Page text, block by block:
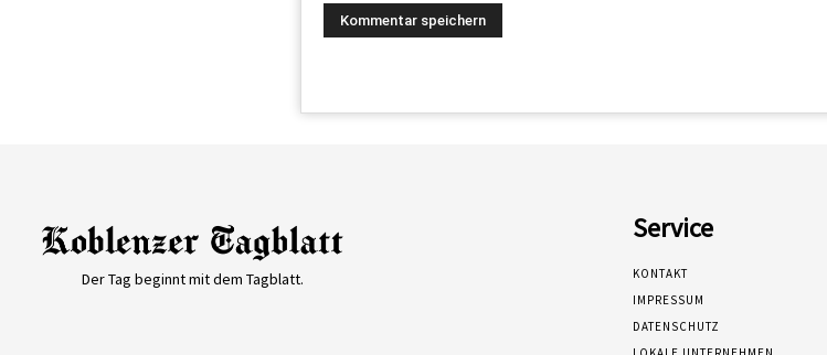
Der Tag beginnt mit dem Tagblatt.
Service
KONTAKT
IMPRESSUM
DATENSCHUTZ